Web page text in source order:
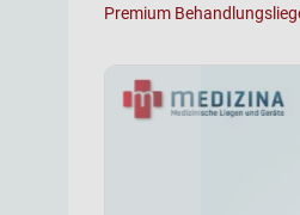
Premium